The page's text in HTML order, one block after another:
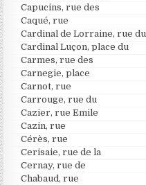
Capucins, rue des
Caqué, rue
Cardinal de Lorraine, rue du
Cardinal Luçon, place du
Carmes, rue des
Carnegie, place
Carnot, rue
Carrouge, rue du
Cazier, rue Emile
Cazin, rue
Cérès, rue
Cerisaie, rue de la
Cernay, rue de
Chabaud, rue